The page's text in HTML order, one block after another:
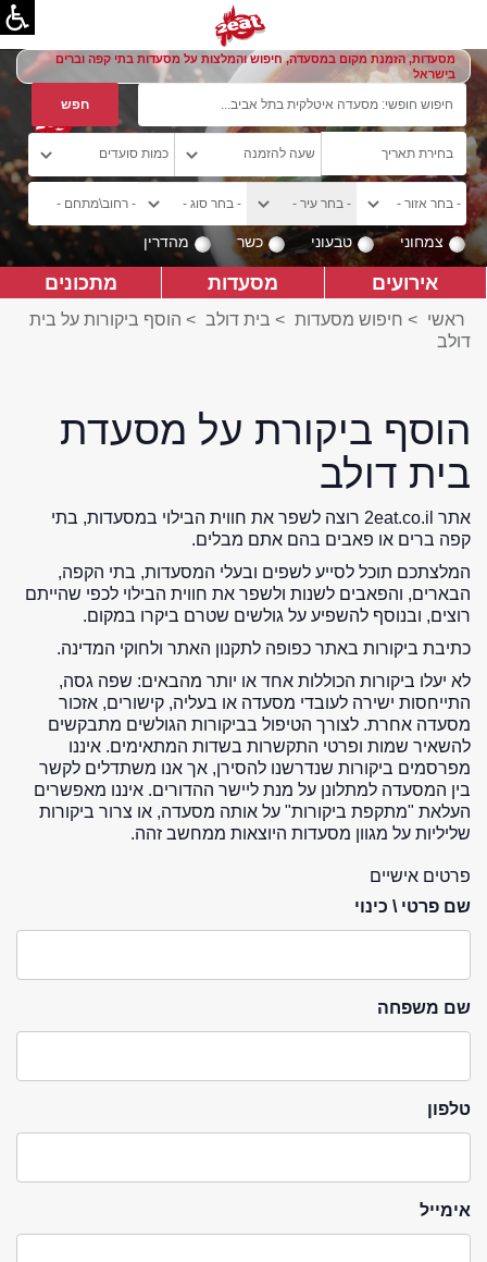
מסעדות, הזמנת מקום במסעדה, חיפוש והמלצות על מסעדות בתי קפה וברים
בישראל
צמחוני טבעוני כשר מהדרין
אירועים מסעדות מתכונים
ראשי > חיפוש מסעדות > בית דולב > הוסף ביקורות על בית
דולב
הוסף ביקורת על מסעדת
בית דולב
אתר 2eat.co.il רוצה לשפר את חווית הבילוי במסעדות, בתי
קפה ברים או פאבים בהם אתם מבלים.
המלצתכם תוכל לסייע לשפים ובעלי המסעדות, בתי הקפה,
הבארים, והפאבים לשנות ולשפר את חווית הבילוי לכפי שהייתם
רוצים, ובנוסף להשפיע על גולשים שטרם ביקרו במקום.
כתיבת ביקורות באתר כפופה לתקנון האתר ולחוקי המדינה.
לא יעלו ביקורות הכוללות אחד או יותר מהבאים: שפה גסה,
התייחסות ישירה לעובדי מסעדה או בעליה, קישורים, אזכור
מסעדה אחרת. לצורך הטיפול בביקורות הגולשים מתבקשים
להשאיר שמות ופרטי התקשרות בשדות המתאימים. איננו
מפרסמים ביקורות שנדרשנו להסירן, אך אנו משתדלים לקשר
בין המסעדה למתלונן על מנת ליישר ההדורים. איננו מאפשרים
העלאת "מתקפת ביקורות" על אותה מסעדה, או צרור ביקורות
שליליות על מגוון מסעדות היוצאות ממחשב זהה.
פרטים אישיים
שם פרטי \ כינוי
שם משפחה
טלפון
אימייל